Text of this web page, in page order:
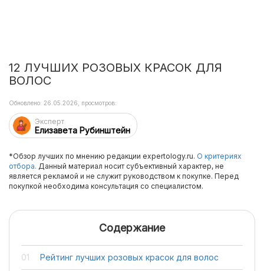
12 ЛУЧШИХ РОЗОВЫХ КРАСОК ДЛЯ
ВОЛОС
Эксперт
Елизавета Рубинштейн
Обновлено: 26.05.2026, просмотров:
*Обзор лучших по мнению редакции expertology.ru. О критериях
отбора. Данный материал носит субъективный характер, не
является рекламой и не служит руководством к покупке. Перед
покупкой необходима консультация со специалистом.
Содержание
Рейтинг лучших розовых красок для волос